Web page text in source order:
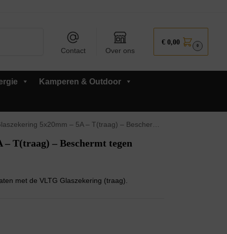
Contact Over ons
€ 0,00 0
Kamperen & Outdoor
5x20mm – 5A – T(traag) – Beschermt tegen overbelasting – 5 stuks
T(traag) – Beschermt tegen
met de VLTG Glaszekering (traag).